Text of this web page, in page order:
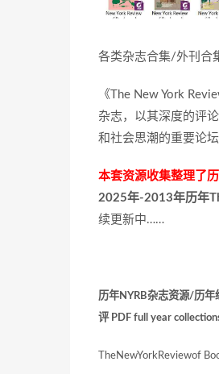
各类杂志合集/外刊合
《The New York
杂志，以其深度的评
和社会思潮的重要论坛
本套资源收集整理了
2025年-2013年历年
续更新中……
历年NYRB杂志资源/历
评 PDF full year
TheNewYorkReviewof